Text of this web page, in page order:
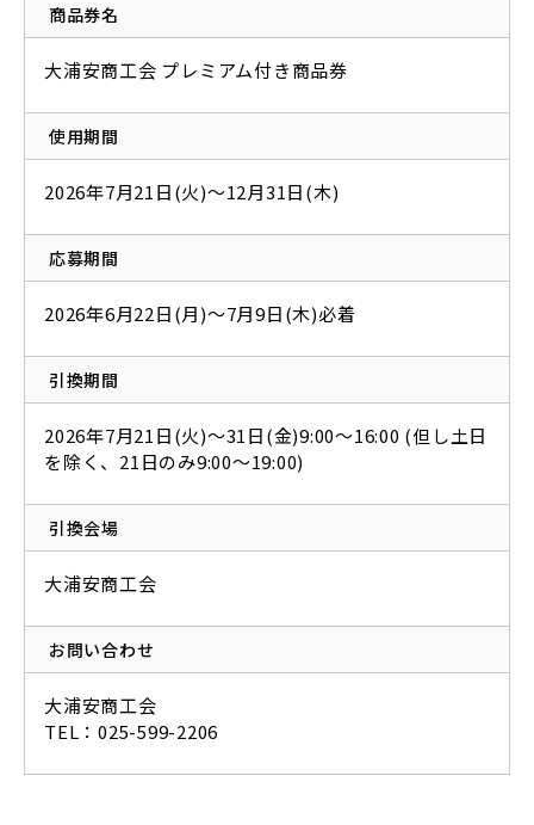
商品券名
大浦安商工会 プレミアム付き商品券
使用期間
2026年7月21日(火)～12月31日(木)
応募期間
2026年6月22日(月)～7月9日(木)必着
引換期間
2026年7月21日(火)～31日(金)9:00～16:00 (但し土日
を除く、21日のみ9:00～19:00)
引換会場
大浦安商工会
お問い合わせ
大浦安商工会
TEL：025-599-2206